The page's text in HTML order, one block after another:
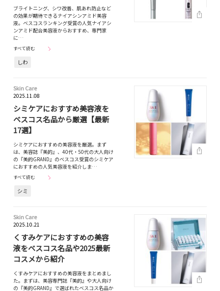
ブライトニング、シワ改善、肌あれ防止など
の効果が期待できるナイアシンアミド美容
液。ベスコスランキング受賞の人気ナイアシ
ンアミド配合美容液からおすすめ、専門家
に…
すべて読む
しわ
Skin Care
2025.11.08
シミケアにおすすめ美容液を
ベスコス名品から厳選【最新
17選】
シミケアにおすすめの美容液を厳選。まず
は、美容誌『美的』、40代・50代の大人向け
の『美的GRAND』のベスコス受賞のシミケア
におすすめの人気美容液を紹介しま…
すべて読む
シミ
Skin Care
2025.10.21
くすみケアにおすすめの美容
液をベスコス名品や2025最新
コスメから紹介
くすみケアにおすすめの美容液をまとめまし
た。まずは、美容専門誌『美的』や大人向け
の『美的GRAND』で選ばれたベスコス名品か